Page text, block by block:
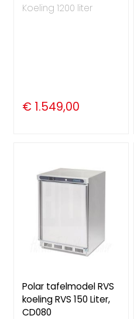
Koeling 1200 liter
€ 1.549,00
Polar tafelmodel RVS
koeling RVS 150 Liter,
CD080